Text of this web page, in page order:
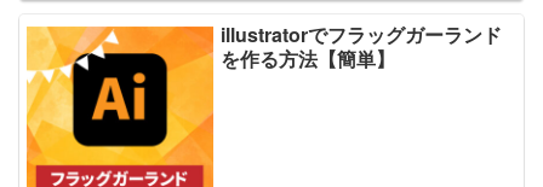
illustratorでフラッグガーランド
を作る方法【簡単】